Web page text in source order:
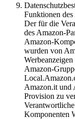
Funktionen
Der für die
des Amazon-
Amazon-
wurden von
Amazon-
Amazon.it und
Provision zu
Komponenten